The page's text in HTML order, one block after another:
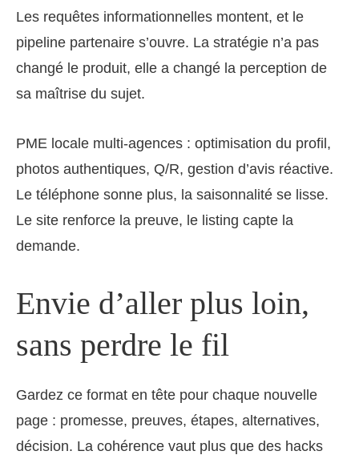
Les requêtes informationnelles montent, et le
pipeline partenaire s’ouvre. La stratégie n’a pas
changé le produit, elle a changé la perception de
sa maîtrise du sujet.
PME locale multi‑agences : optimisation du profil,
photos authentiques, Q/R, gestion d’avis réactive.
Le téléphone sonne plus, la saisonnalité se lisse.
Le site renforce la preuve, le listing capte la
demande.
Envie d’aller plus loin,
sans perdre le fil
Gardez ce format en tête pour chaque nouvelle
page : promesse, preuves, étapes, alternatives,
décision. La cohérence vaut plus que des hacks